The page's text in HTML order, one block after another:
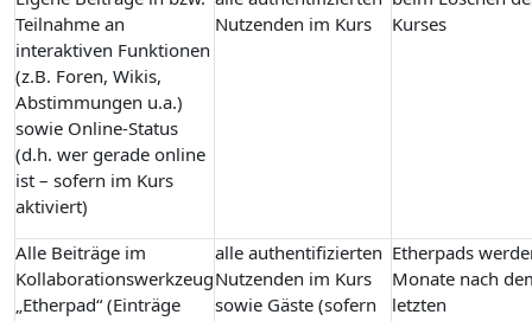
Teilnahme an
interaktiven Funktionen
(z.B. Foren, Wikis,
Abstimmungen u.a.)
sowie Online-Status
(d.h. wer gerade online
ist – sofern im Kurs
aktiviert)
Nutzenden im Kurs
Kurses
Alle Beiträge im
Kollaborationswerkzeug
„Etherpad“ (Einträge
alle authentifizierten
Nutzenden im Kurs
sowie Gäste (sofern
Etherpads
Monate nach
letzten